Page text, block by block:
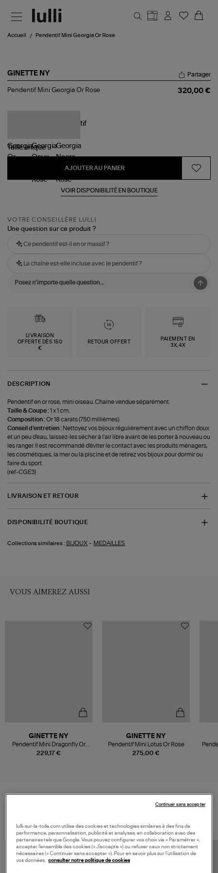
Accueil Pendentif Mini Georgia Or Rose
GINETTE NY
Pendentif
Partager
Pendentif Mini Georgia Or Rose 320,00 €
Tailleunique
AJOUTER AU PANIER
VOIR DISPONIBILITÉ EN BOUTIQUE
VOTRE CONSEILLÈRE LULLI
Une question sur ce produit ?
Ce pendentif est-il en or massif ?
La chaîne est-elle incluse avec le pendentif ?
LIVRAISON
OFFERTE DÈS 150
€
RETOUR OFFERT
PAIEMENT EN
3X,4X
DESCRIPTION
Pendentif en or rose, mini oiseau. Chaine vendue séparément.
Taille & Coupe :1 x 1 cm.
Composition :Or 18 carats (750 millièmes).
Conseil d'entretien : Nettoyez vos bijoux régulièrement avec un chiffon doux
et un peu d'eau, laissez-les sécher à l'air libre avant de les porter à nouveau ou
les ranger. Il est recommandé d'éviter le contact avec les produits ménagers,
les cosmétiques, la mer ou la piscine et de retirez vos bijoux pour dormir ou
faire du sport.
(ref-CGE3)
LIVRAISON ET RETOUR
DISPONIBILITÉ BOUTIQUE
Collections similaires : BIJOUX - MEDAILLES
VOUS AIMEREZ AUSSI
229,17 €
GINETTE NY
Pendentif Mini Dragonfly Or
Rose
275,00 €
GINETTE NY
Pendentif Mini Lotus Or Rose
lulli-sur-la-toile.com utilise des cookies et technologies similaires à des fins de
performance, personnalisation, publicité et analyses, en collaboration avec des
partenaires tels que Google. Vous pouvez configurer vos choix via « Paramétrer »,
accepter l’ensemble des cookies (« J’accepte ») ou refuser ceux non strictement
nécessaires (« Continuer sans accepter »). Pour en savoir plus sur l’utilisation de
vos données,
consulter notre politique de cookies
Continuer sans accepter